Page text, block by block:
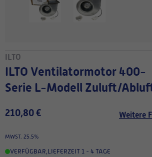
ILTO
ILTO Ventilatormotor 400-
Serie L-Modell Zuluft/
210,80 € Weitere
MWST. 25.5%
VERFÜGBAR,LIEFERZEIT 1 - 4 TAGE